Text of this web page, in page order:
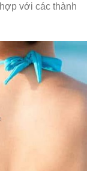
với các thành